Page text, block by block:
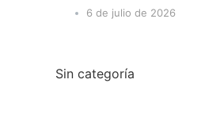
6 de julio de 2026
Sin categoría